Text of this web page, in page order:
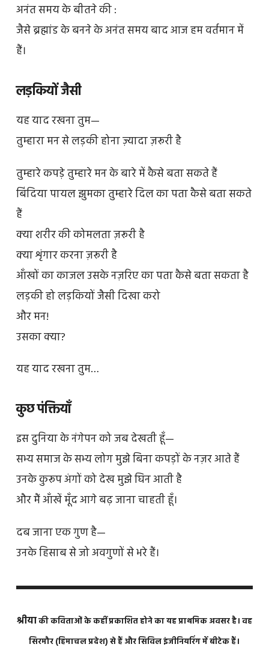
अनंत समय के बीतने की :
जैसे ब्रह्मांड के बनने के अनंत समय बाद आज हम वर्तमान में
हैं।
लड़कियों जैसी
यह याद रखना तुम—
तुम्हारा मन से लड़की होना ज़्यादा ज़रूरी है
तुम्हारे कपड़े तुम्हारे मन के बारे में कैसे बता सकते हैं
बिंदिया पायल झुमका तुम्हारे दिल का पता कैसे बता सकते
हैं
क्या शरीर की कोमलता ज़रूरी है
क्या शृंगार करना ज़रूरी है
आँखों का काजल उसके नज़रिए का पता कैसे बता सकता है
लड़की हो लड़कियों जैसी दिखा करो
और मन!
उसका क्या?
यह याद रखना तुम…
कुछ पंक्तियाँ
इस दुनिया के नंगेपन को जब देखती हूँ—
सभ्य समाज के सभ्य लोग मुझे बिना कपड़ों के नज़र आते हैं
उनके कुरूप अंगों को देख मुझे घिन आती है
और मैं आँखें मूँद आगे बढ़ जाना चाहती हूँ।
दब जाना एक गुण है—
उनके हिसाब से जो अवगुणों से भरे हैं।
श्रीयाकी कविताओं के कहीं प्रकाशित होने का यह प्राथमिक अवसर है। वह
सिरमौर (हिमाचल प्रदेश) से हैं और सिविल इंजीनियरिंग में बीटेक हैं।